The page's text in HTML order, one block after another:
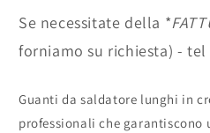
Protezione
Professionale
Protezione
Se necessitate della *
forniamo su richiesta) - tel
Guanti da saldatore lunghi in
professionali che garantiscono